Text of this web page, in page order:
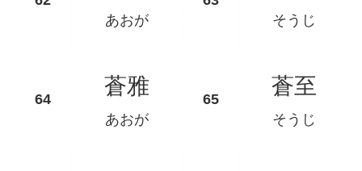
あおが そうじ
蒼雅
あおが
蒼至
そうじ